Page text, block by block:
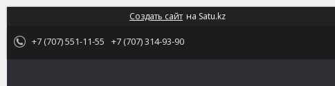
Создать сайт на Satu.kz
+7 (707) 551-11-55 +7 (707) 314-93-90